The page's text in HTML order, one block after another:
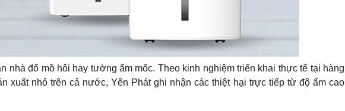
nhà đổ mồ hôi hay tường ẩm mốc. Theo kinh nghiệm triển khai thực tế tại hàng
xuất nhỏ trên cả nước, Yên Phát ghi nhận các thiệt hại trực tiếp từ độ ẩm cao